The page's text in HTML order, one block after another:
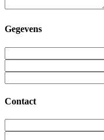
Gegevens
Contact